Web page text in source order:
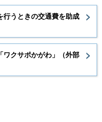
行うときの交通費を助成
ワクサポかがわ」（外部